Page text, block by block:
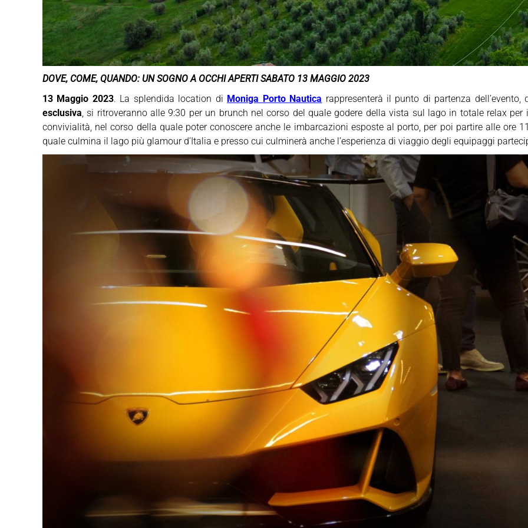
DOVE, COME, QUANDO: UN SOGNO A OCCHI APERTI SABATO 13 MAGGIO 2023
13 Maggio 2023. La splendida location di Moniga Porto Nautica rappresenterà il punto di partenza dell’evento,
esclusiva, si ritroveranno alle 9:30 per un brunch nel corso del quale godere della vista sul lago in totale relax
convivialità, nel corso della quale poter conoscere anche le imbarcazioni esposte al porto, per poi partire alle ore
quale culmina il lago più glamour d’Italia e presso cui culminerà anche l’esperienza di viaggio degli equipaggi